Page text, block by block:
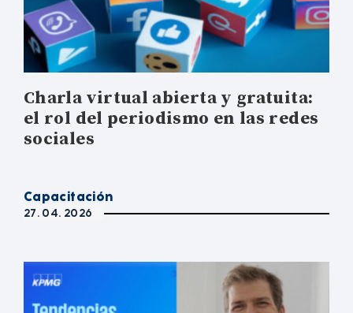
Charla virtual abierta y gratuita:
el rol del periodismo en las redes
sociales
Capacitación
27. 04. 2026